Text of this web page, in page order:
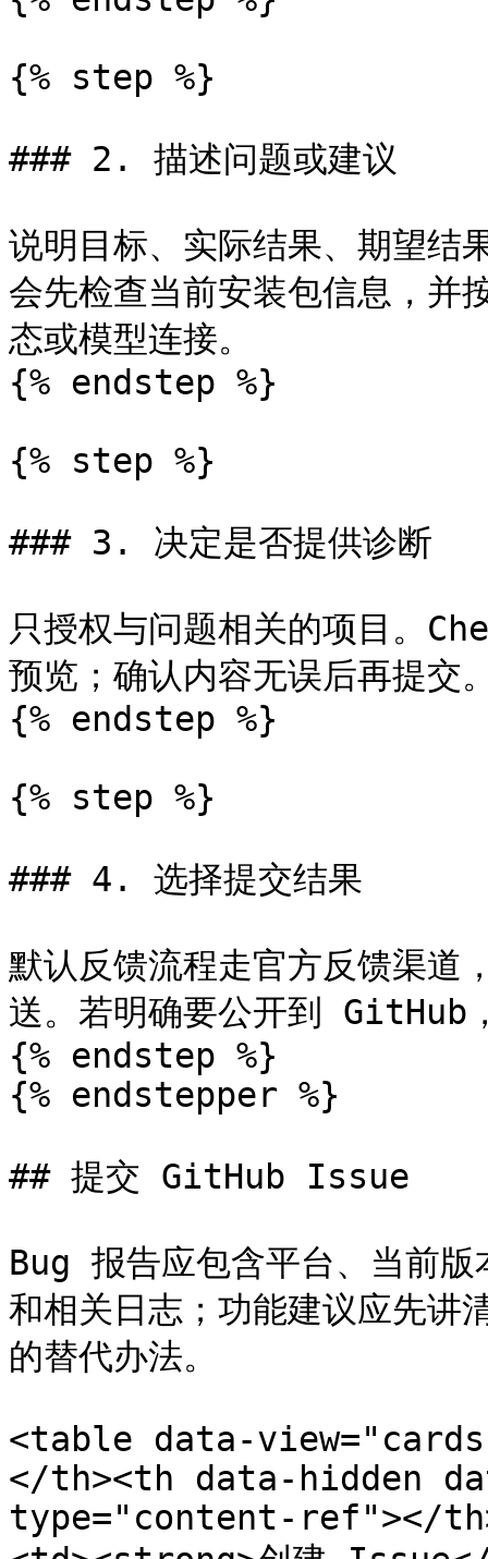
{% step %}
### 2. 描述问题或建议
说明目标、实际结果、期望
会先检查当前安装包信息，并
态或模型连接。
{% endstep %}
{% step %}
### 3. 决定是否提供诊断
只授权与问题相关的项目。
预览；确认内容无误后再提交
{% endstep %}
{% step %}
### 4. 选择提交结果
默认反馈流程走官方反馈渠
送。若明确要公开到
{% endstep %}
{% endstepper %}
## 提交 GitHub Issue
Bug 报告应包含平台、当前
和相关日志；功能建议应先讲
的替代办法。
<table data-
</th><th data-hidden
type="content-ref"></